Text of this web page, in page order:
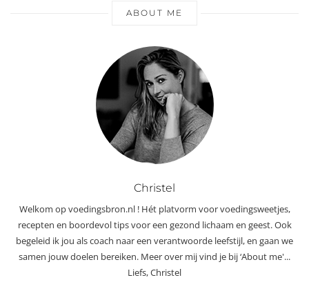
ABOUT ME
Christel
Welkom op voedingsbron.nl ! Hét platvorm voor voedingsweetjes,
recepten en boordevol tips voor een gezond lichaam en geest. Ook
begeleid ik jou als coach naar een verantwoorde leefstijl, en gaan we
samen jouw doelen bereiken. Meer over mij vind je bij ‘About me'...
Liefs, Christel